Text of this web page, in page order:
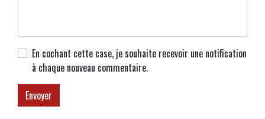
En cochant cette case, je souhaite recevoir une notification
à chaque nouveau commentaire.